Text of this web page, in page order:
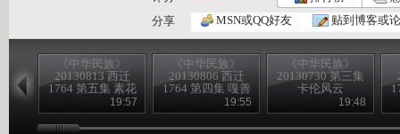
分享
MSN或QQ好友 贴到博客或
《中华民族》
20130813 西迁
1764 第五集 素花
19:57
《中华民族》
20130806 西迁
1764 第四集 嘎善
19:55
《中华民族》
20130730 第三集
卡伦风云
19:48